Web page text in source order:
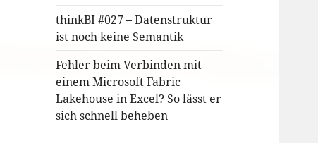
thinkBI #027 – Datenstruktur
ist noch keine Semantik
Fehler beim Verbinden mit
einem Microsoft Fabric
Lakehouse in Excel? So lässt er
sich schnell beheben